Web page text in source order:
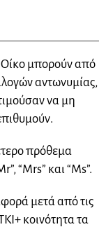
μπορούν από
αντωνυμίας,
να μη
πρόθεμα
“Mrs” και “Ms”.
μετά από τις
κοινότητα τα